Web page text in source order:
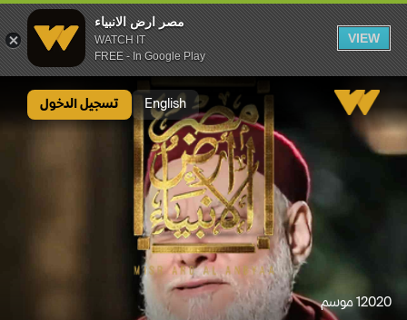
مصر ارض الانبياء
WATCH IT
FREE - In Google Play
VIEW
English تسجيل الدخول
20201 موسم